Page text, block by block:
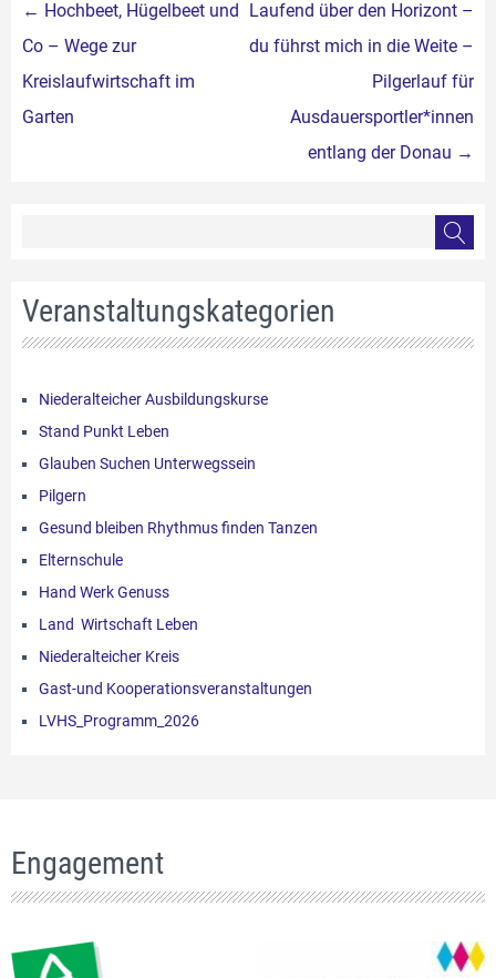
Beitragsnavigation
← Hochbeet, Hügelbeet und
Co – Wege zur
Kreislaufwirtschaft im
Garten
Laufend über den Horizont –
du führst mich in die Weite –
Pilgerlauf für
Ausdauersportler*innen
entlang der Donau →
Veranstaltungskategorien
Niederalteicher Ausbildungskurse
Stand Punkt Leben
Glauben Suchen Unterwegssein
Pilgern
Gesund bleiben Rhythmus finden Tanzen
Elternschule
Hand Werk Genuss
Land Wirtschaft Leben
Niederalteicher Kreis
Gast-und Kooperationsveranstaltungen
LVHS_Programm_2026
Engagement